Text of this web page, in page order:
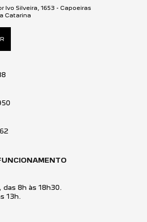
Ivo Silveira, 1653 - Capoeiras
Catarina
das 8h às 18h30.
13h.